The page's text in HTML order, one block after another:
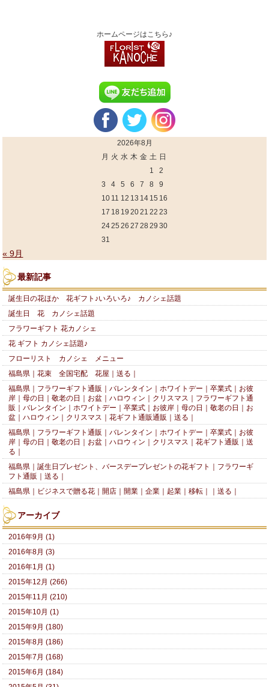
ホームページはこちら♪
2026年8月
月 火 水 木 金 土 日
1
2
3
4 5 6 7 8
9
10 11 12 13 14 15 16
17 18 19 2021 22 23
2425 26 27 28 29 30
31
« 9月
最新記事
誕生日の花ほか 花ギフト♪いろいろ♪ カノシェ話題
誕生日 花 カノシェ話題
フラワーギフト 花カノシェ
花 ギフト カノシェ話題♪
フローリスト カノシェ メニュー
福島県｜花束 全国宅配 花屋｜送る｜
福島県｜フラワーギフト通販｜バレンタイン｜ホワイトデー｜卒業式｜お彼
岸｜母の日｜敬老の日｜お盆｜ハロウィン｜クリスマス｜フラワーギフト通
販｜バレンタイン｜ホワイトデー｜卒業式｜お彼岸｜母の日｜敬老の日｜お
盆｜ハロウィン｜クリスマス｜花ギフト通販通販｜送る｜
福島県｜フラワーギフト通販｜バレンタイン｜ホワイトデー｜卒業式｜お彼
岸｜母の日｜敬老の日｜お盆｜ハロウィン｜クリスマス｜花ギフト通販｜送
る｜
福島県｜誕生日プレゼント、バースデープレゼントの花ギフト｜フラワーギ
フト通販｜送る｜
福島県｜ビジネスで贈る花｜開店｜開業｜企業｜起業｜移転｜｜送る｜
アーカイブ
2016年9月 (1)
2016年8月 (3)
2016年1月 (1)
2015年12月 (266)
2015年11月 (210)
2015年10月 (1)
2015年9月 (180)
2015年8月 (186)
2015年7月 (168)
2015年6月 (184)